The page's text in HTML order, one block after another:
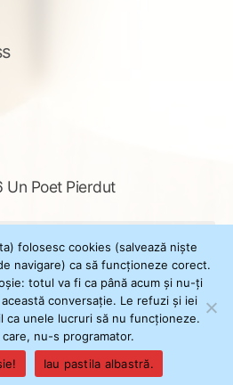
Poet Pierdut
byWordPress
by Il Jester
folosesc cookies (salvează niște
navigare) ca să funcționeze corect.
totul va fi ca până acum și nu-ți
conversație. Le refuzi și iei
ca unele lucruri să nu funcționeze.
care, nu-s programator.
Iau pastila albastră.